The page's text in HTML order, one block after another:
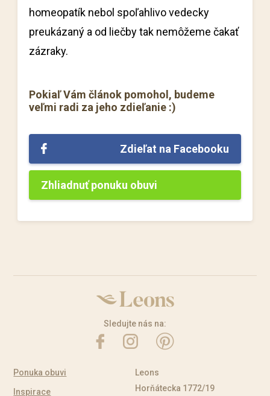
homeopatík nebol spoľahlivo vedecky
preukázaný a od liečby tak nemôžeme čakať
zázraky.
Pokiaľ Vám článok pomohol, budeme
veľmi radi za jeho zdieľanie :)
Zdieľat na Facebooku
Zhliadnuť ponuku obuvi
Ponuka obuvi
Inspirace
Leons
Horňátecka 1772/19
Sledujte nás na: